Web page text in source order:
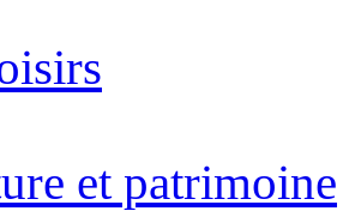
et patrimoine